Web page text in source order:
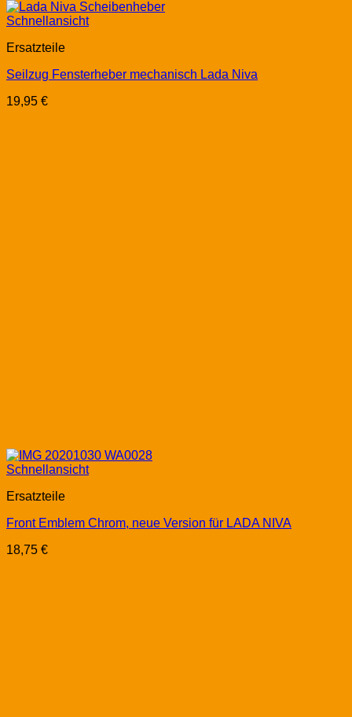
Schnellansicht
Ersatzteile
Seilzug Fensterheber mechanisch Lada Niva
19,95 €
Schnellansicht
Ersatzteile
Front Emblem Chrom, neue Version für LADA NIVA
18,75 €